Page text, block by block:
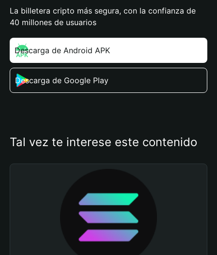
La billetera cripto más segura, con la confianza de
40 millones de usuarios
Descarga de Android APK
Descarga de Google Play
Tal vez te interese este contenido